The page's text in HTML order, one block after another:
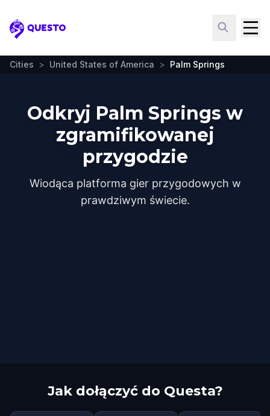
Questo
Cities > United States of America > Palm Springs
Odkryj Palm Springs w
zgramifikowanej
przygodzie
Wiodąca platforma gier przygodowych w
prawdziwym świecie.
Jak dołączyć do Questa?